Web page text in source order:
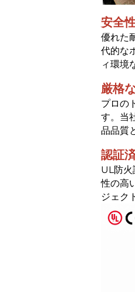
安全
優れた
代的な
ィ環境
厳格
プロの
す。当
品品質
認証
UL防火
性の高
ジェク